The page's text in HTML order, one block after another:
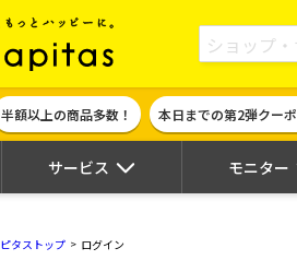
ポイント貯めて現金やギフト
半額以上の商品多数！ 本日までの第2弾クー
サービス モニター
タストップ ログイン